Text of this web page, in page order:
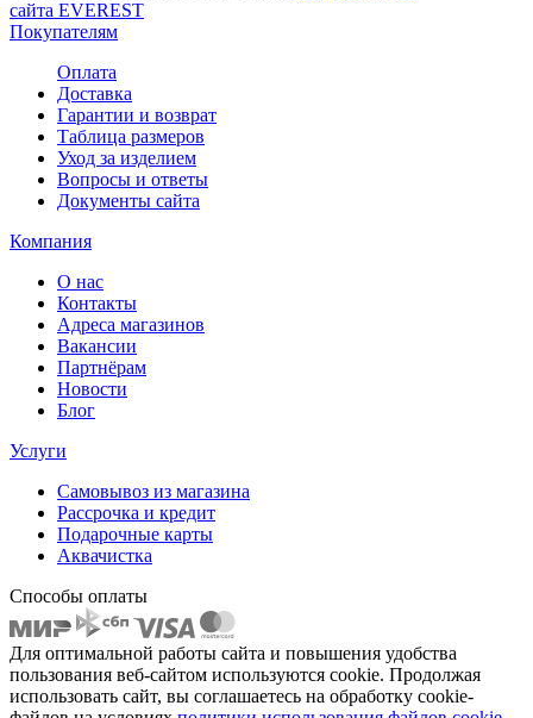
сайта EVEREST
Покупателям
Оплата
Доставка
Гарантии и возврат
Таблица размеров
Уход за изделием
Вопросы и ответы
Документы сайта
Компания
О нас
Контакты
Адреса магазинов
Вакансии
Партнёрам
Новости
Блог
Услуги
Самовывоз из магазина
Рассрочка и кредит
Подарочные карты
Аквачистка
Способы оплаты
Для оптимальной работы сайта и повышения удобства
пользования веб-сайтом используются cookie. Продолжая
использовать сайт, вы соглашаетесь на обработку cookie-